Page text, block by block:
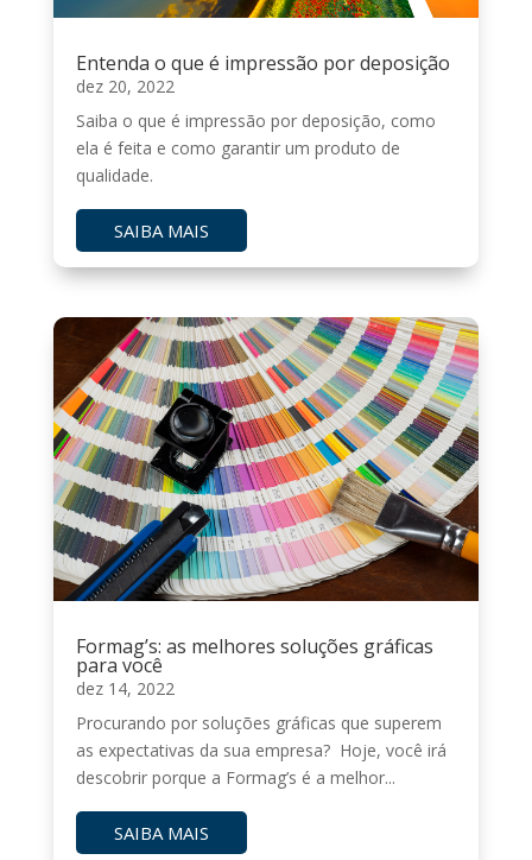
Entenda o que é impressão por deposição
dez 20, 2022
Saiba o que é impressão por deposição, como
ela é feita e como garantir um produto de
qualidade.
SAIBA MAIS
Formag’s: as melhores soluções gráficas
para você
dez 14, 2022
Procurando por soluções gráficas que superem
as expectativas da sua empresa? Hoje, você irá
descobrir porque a Formag’s é a melhor...
SAIBA MAIS